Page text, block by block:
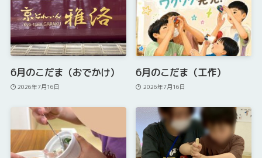
6月のこだま（おでかけ）
2026年7月16日
6月のこだま（工作）
2026年7月16日